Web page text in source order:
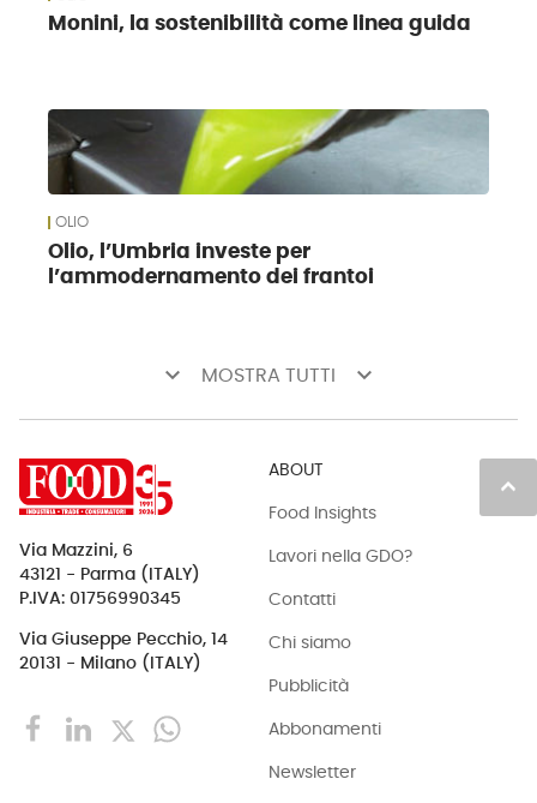
Monini, la sostenibilità come linea guida
OLIO
Olio, l’Umbria investe per
l’ammodernamento dei frantoi
keyboard_arrow_down MOSTRA TUTTI keyboard_arrow_down
keyboard_arrow_up
Via Mazzini, 6
43121 - Parma (ITALY)
P.IVA: 01756990345
Via Giuseppe Pecchio, 14
20131 - Milano (ITALY)
ABOUT
Food Insights
Lavori nella GDO?
Contatti
Chi siamo
Pubblicità
Abbonamenti
Newsletter